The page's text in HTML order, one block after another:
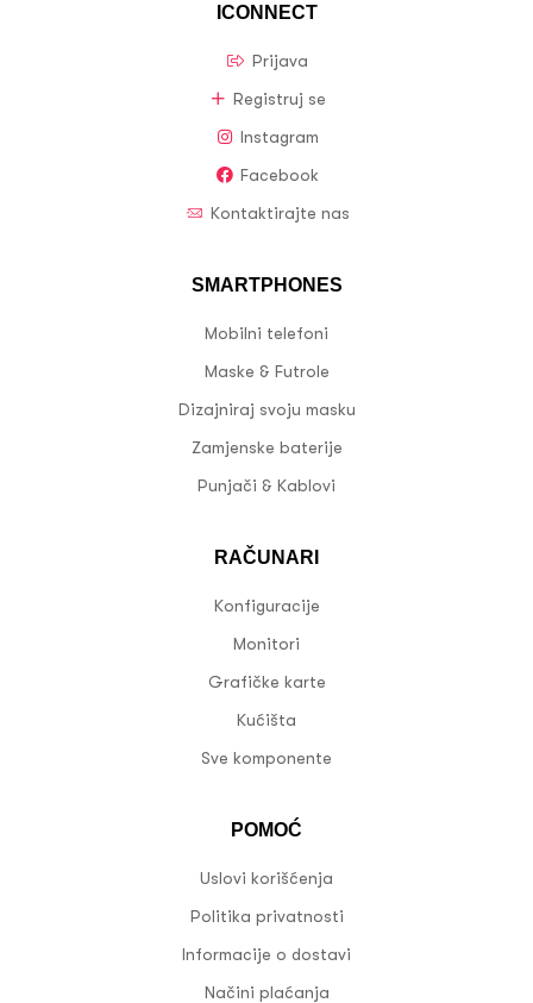
ICONNECT
Prijava
Registruj se
Instagram
Facebook
Kontaktirajte nas
SMARTPHONES
Mobilni telefoni
Maske & Futrole
Dizajniraj svoju masku
Zamjenske baterije
Punjači & Kablovi
RAČUNARI
Konfiguracije
Monitori
Grafičke karte
Kućišta
Sve komponente
POMOĆ
Uslovi korišćenja
Politika privatnosti
Informacije o dostavi
Načini plaćanja